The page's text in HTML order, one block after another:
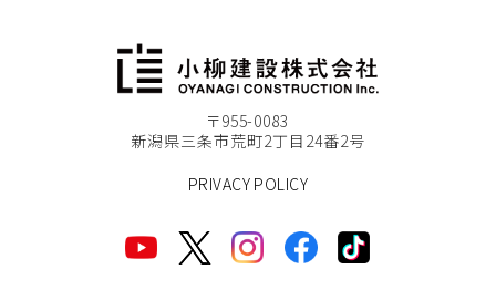
〒955-0083
新潟県三条市荒町2丁目24番2号
PRIVACY POLICY